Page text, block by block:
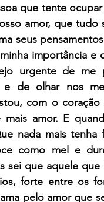
que tente
amor, que tudo
seus
importância
urgente de me
de olhar nos
com o
amor. E
nada mais tenha
como mel e
sei que aquele
forte entre os
pelo amor que